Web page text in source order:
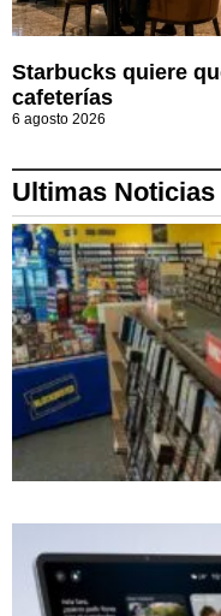
Starbucks quiere
cafeterías
6 agosto 2026
Ultimas Noticias